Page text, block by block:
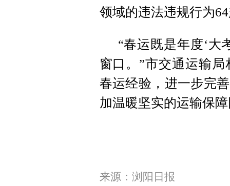
领域的违法违规行为
“春运既是年度‘大
窗口。”市交通运输
春运经验，进一步完
加温暖坚实的运输保
来源：浏阳日报